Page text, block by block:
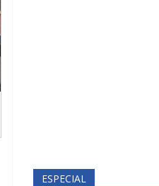
ESPECIAL